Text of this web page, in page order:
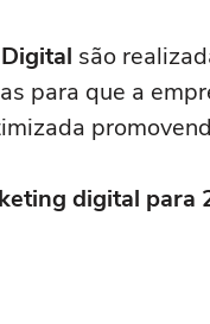
são
para que a
digital para